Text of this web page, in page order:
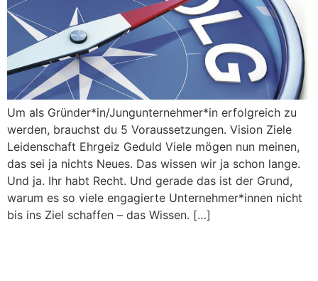
Um als Gründer*in/Jungunternehmer*in erfolgreich zu
werden, brauchst du 5 Voraussetzungen. Vision Ziele
Leidenschaft Ehrgeiz Geduld Viele mögen nun meinen,
das sei ja nichts Neues. Das wissen wir ja schon lange.
Und ja. Ihr habt Recht. Und gerade das ist der Grund,
warum es so viele engagierte Unternehmer*innen nicht
bis ins Ziel schaffen – das Wissen. […]